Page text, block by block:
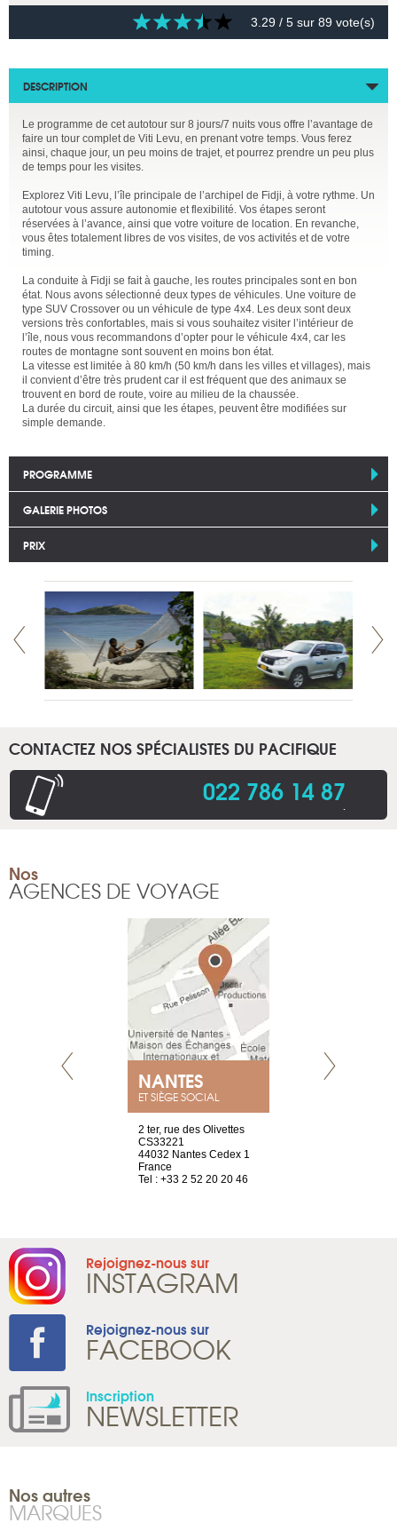
3.29 / 5 sur 89 vote(s)
DESCRIPTION
Le programme de cet autotour sur 8 jours/7 nuits vous offre l’avantage de
faire un tour complet de Viti Levu, en prenant votre temps. Vous ferez
ainsi, chaque jour, un peu moins de trajet, et pourrez prendre un peu plus
de temps pour les visites.
Explorez Viti Levu, l’île principale de l’archipel de Fidji, à votre rythme. Un
autotour vous assure autonomie et flexibilité. Vos étapes seront
réservées à l’avance, ainsi que votre voiture de location. En revanche,
vous êtes totalement libres de vos visites, de vos activités et de votre
timing.
La conduite à Fidji se fait à gauche, les routes principales sont en bon
état. Nous avons sélectionné deux types de véhicules. Une voiture de
type SUV Crossover ou un véhicule de type 4x4. Les deux sont deux
versions très confortables, mais si vous souhaitez visiter l’intérieur de
l’île, nous vous recommandons d’opter pour le véhicule 4x4, car les
routes de montagne sont souvent en moins bon état.
La vitesse est limitée à 80 km/h (50 km/h dans les villes et villages), mais
il convient d’être très prudent car il est fréquent que des animaux se
trouvent en bord de route, voire au milieu de la chaussée.
La durée du circuit, ainsi que les étapes, peuvent être modifiées sur
simple demande.
PROGRAMME
GALERIE PHOTOS
PRIX
CONTACTEZ NOS SPÉCIALISTES DU PACIFIQUE
022 786 14 87.
Nos
AGENCES DE VOYAGE
NANTES
ET SIÈGE SOCIAL
2 ter, rue des Olivettes
CS33221
44032 Nantes Cedex 1
France
Tel : +33 2 52 20 20 46
Rejoignez-nous sur
INSTAGRAM
Rejoignez-nous sur
FACEBOOK
Inscription
NEWSLETTER
Nos autres
MARQUES